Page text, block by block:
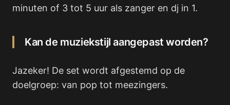
minuten of 3 tot 5 uur als zanger en dj in 1.
Kan de muziekstijl aangepast worden?
Jazeker! De set wordt afgestemd op de
doelgroep: van pop tot meezingers.